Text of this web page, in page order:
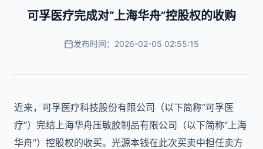
可孚医疗完成对“上海华舟”控股权的收购
发布时间：2026-02-05 02:55:15
近来，可孚医疗科技股份有限公司（以下简称“可孚医
疗”）完结上海华舟压敏胶制品有限公司（以下简称“上海
华舟”）控股权的收买。光源本钱在此次买卖中担任卖方